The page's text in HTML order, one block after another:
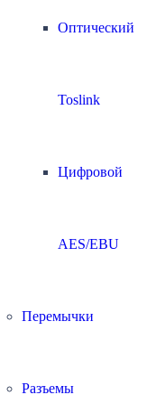
Оптический
Toslink
Цифровой
AES/EBU
Перемычки
Разъемы